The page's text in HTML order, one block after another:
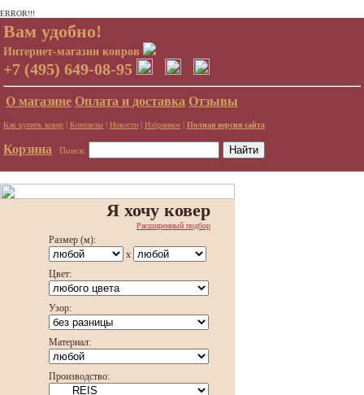
ERROR!!!
Вам удобно!
Интернет-магазин ковров
+7 (495) 649-08-95
О магазине Оплата и доставка Отзывы
Как купить ковер | Контакты | Новости | Избранное | Полная версия сайта
Корзина Поиск:
Я хочу ковер
Расширенный подбор
Размер (м):
x
Цвет:
Узор:
Материал:
Производство: